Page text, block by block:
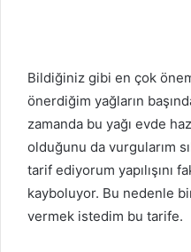
Bildiğiniz gibi en çok
önerdiğim yağların
zamanda bu yağı evde
olduğunu da vurgularım
tarif ediyorum yapılışını
kayboluyor. Bu nedenle
vermek istedim bu tarife.